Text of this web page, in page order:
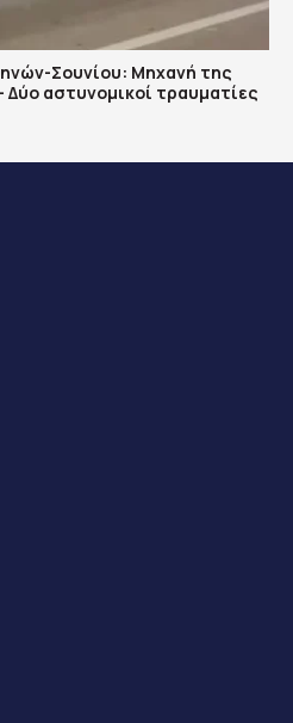
Σουνίου: Μηχανή της
Δύο αστυνομικοί τραυματίες